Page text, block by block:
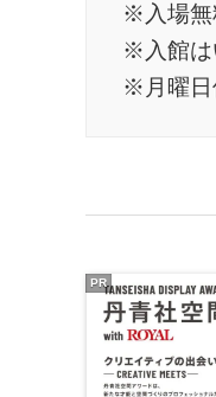
※入場無
※入館は
※月曜日
PR